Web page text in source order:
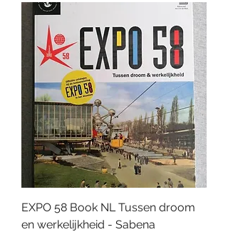
EXPO 58 Book NL Tussen droom
en werkelijkheid - Sabena